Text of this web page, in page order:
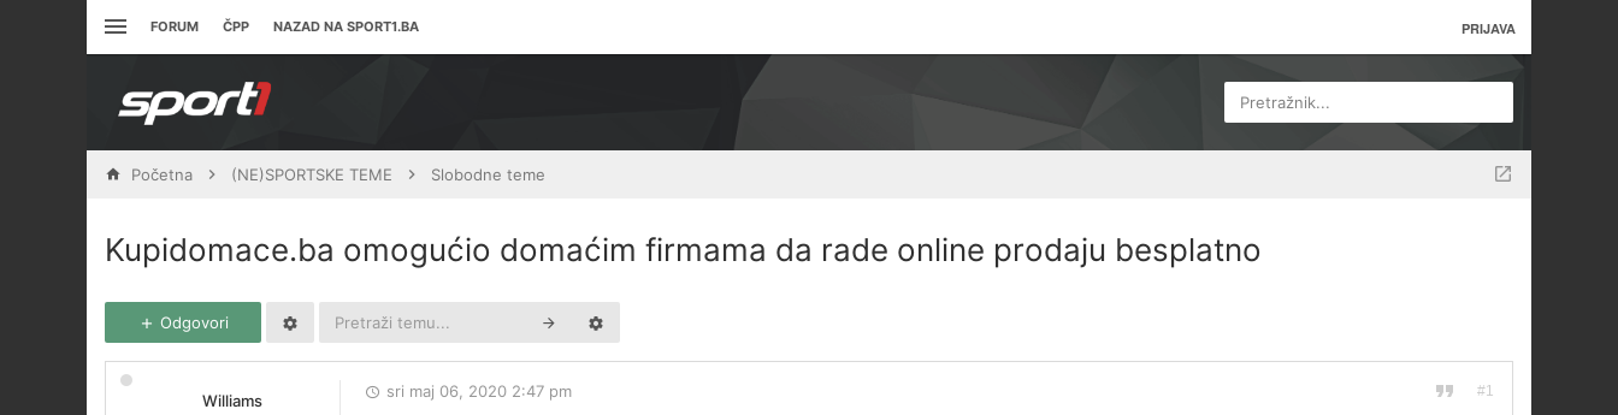
FORUM ČPP NAZAD NA SPORT1.BA PRIJAVA
Pretražnik...
Početna (NE)SPORTSKE TEME Slobodne teme
Kupidomace.ba omogućio domaćim firmama da rade online prodaju besplatno
Odgovori
Williams #1
sri maj 06, 2020 2:47 pm